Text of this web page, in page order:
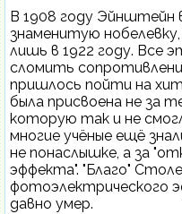
В 1908 году Эйнштейн
знаменитую
лишь в 1922 году. Все
сломить
пришлось пойти на
была присвоена не за
которую так и не
многие учёные ещё
не понаслышке, а за
эффекта". "Благо"
фотоэлектрического
давно умер.